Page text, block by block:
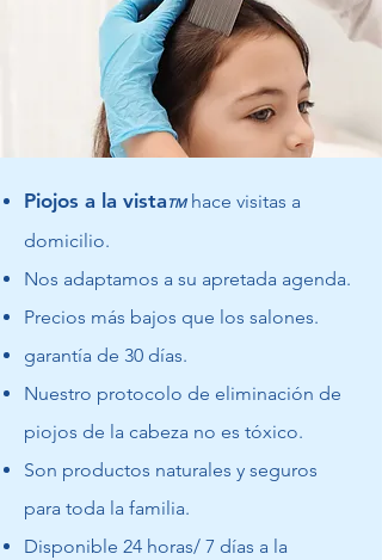
Piojos a la vista TM hace visitas a
domicilio.
Nos adaptamos a su apretada agenda.
Precios más bajos que los salones.
garantía de 30 días.
Nuestro protocolo de eliminación de
piojos de la cabeza no es tóxico.
Son productos naturales y seguros
para toda la familia.
Disponible 24 horas/ 7 días a la